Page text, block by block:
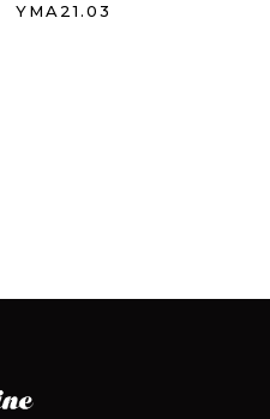
YMA21.03